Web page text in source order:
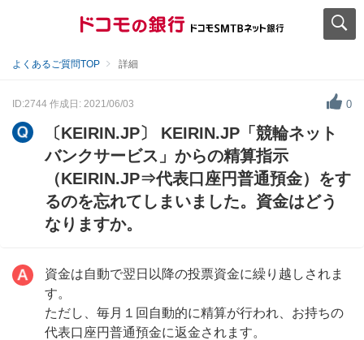
よくあるご質問TOP 詳細
ID:2744 作成日: 2021/06/03 0
〔KEIRIN.JP〕 KEIRIN.JP「競輪ネット
バンクサービス」からの精算指示
（KEIRIN.JP⇒代表口座円普通預金）をす
るのを忘れてしまいました。資金はどう
なりますか。
資金は自動で翌日以降の投票資金に繰り越しされま
す。
ただし、毎月１回自動的に精算が行われ、お持ちの
代表口座円普通預金に返金されます。